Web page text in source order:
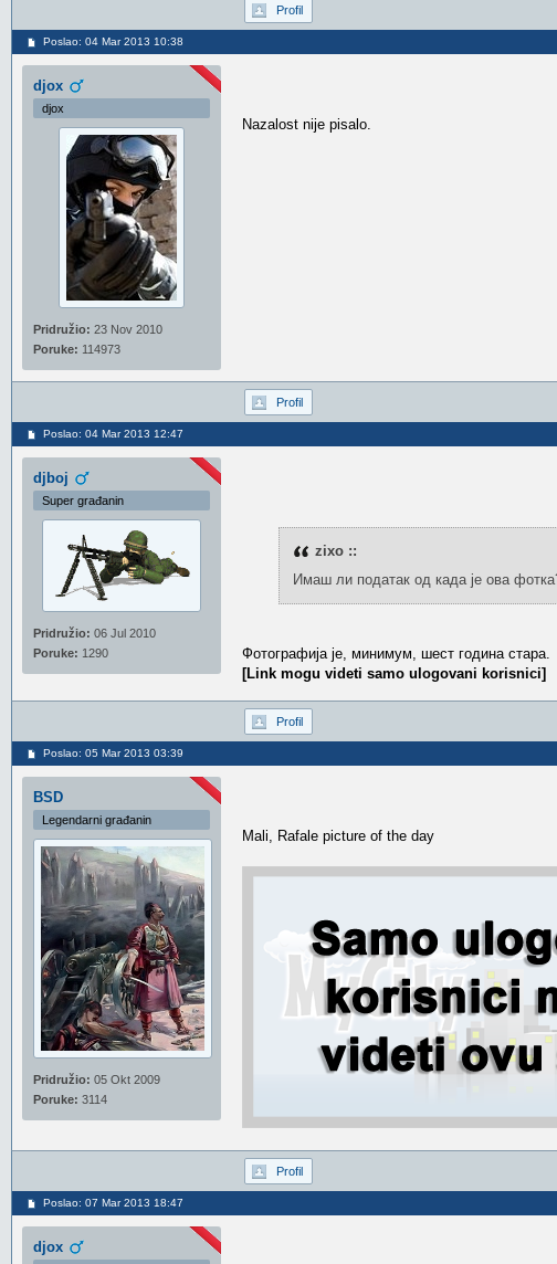
Profil
Poslao: 04 Mar 2013 10:38
djox
djox
Pridružio: 23 Nov 2010
Poruke: 114973
Nazalost nije pisalo.
Profil
Poslao: 04 Mar 2013 12:47
djboj
Super građanin
Pridružio: 06 Jul 2010
Poruke: 1290
zixo ::
Имаш ли податак од када је ова
Фотографија је, минимум, шест година стара.
[Link mogu videti samo ulogovani korisnici]
Profil
Poslao: 05 Mar 2013 03:39
BSD
Legendarni građanin
Pridružio: 05 Okt 2009
Poruke: 3114
Mali, Rafale picture of the day
Profil
Poslao: 07 Mar 2013 18:47
djox